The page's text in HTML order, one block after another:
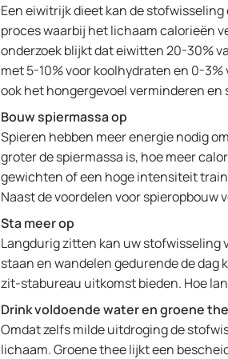
Een eiwitrijk dieet kan de
proces waarbij het lichaam calorieën
onderzoek blijkt dat eiwitten 20-30%
met 5-10% voor koolhydraten en 0-
ook het hongergevoel verminderen
Bouw spiermassa op
Spieren hebben meer energie nodig
groter de spiermassa is, hoe meer
gewichten of een hoge intensiteit
Naast de voordelen voor
Sta meer op
Langdurig zitten kan uw
staan en wandelen gedurende de dag
zit-stabureau uitkomst bieden. Hoe
Drink voldoende water en groene
Omdat zelfs milde uitdroging de
lichaam. Groene thee lijkt een